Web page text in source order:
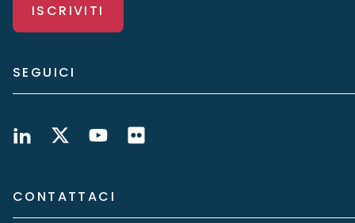
ISCRIVITI
SEGUICI
CONTATTACI